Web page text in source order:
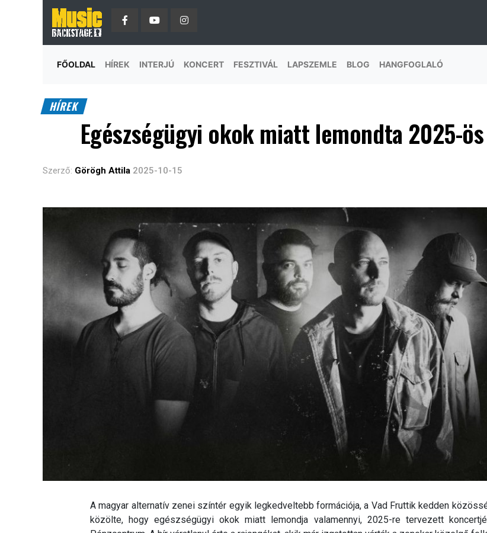
FŐOLDAL HÍREK INTERJÚ KONCERT FESZTIVÁL LAPSZEMLE BLOG HANGFOGLALÓ
HÍREK
Egészségügyi okok miatt lemondta 2025-
Szerző: Görögh Attila 2025-10-15
A magyar alternatív zenei színtér egyik legkedveltebb formációja, a Vad Fruttik kedden
közölte, hogy egészségügyi okok miatt lemondja valamennyi, 2025-re tervezett